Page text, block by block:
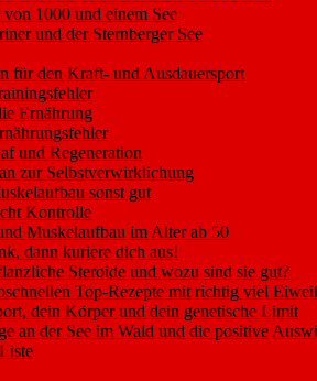
1000 und einem See
und der Sternberger See
für den Kraft- und Ausdauersport
Ernährung
und Regeneration
zur Selbstverwirklichung
sonst gut
Kontrolle
Muskelaufbau im Alter ab 50
dann kuriere dich aus!
Steroide und wozu sind sie gut?
Top-Rezepte mit richtig viel
dein Körper und dein genetische Limit
an der See im Wald und die positive